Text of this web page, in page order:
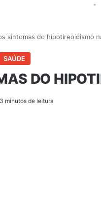
-
sintomas do hipotireoidismo
SAÚDE
DO
minutos de leitura